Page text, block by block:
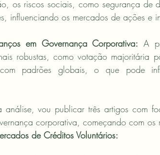
os riscos sociais, como segurança de
influenciando os mercados de ações e
em Governança Corporativa: A
robustas, como votação majoritária
padrões globais, o que pode
análise, vou publicar três artigos com
corporativa, começando com os
de Créditos Voluntários: